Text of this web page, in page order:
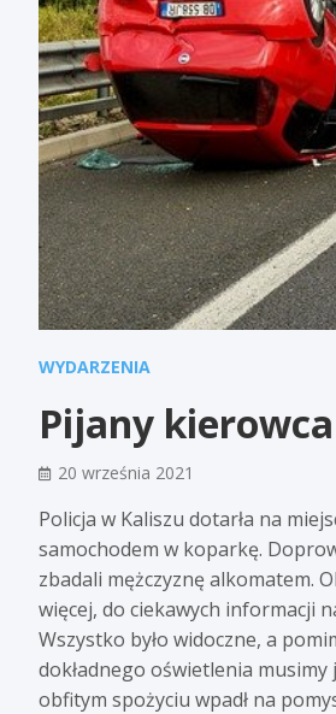
WYDARZENIA
Pijany
20 września 2021
Policja w Kaliszu dotarła na
samochodem w koparkę.
zbadali mężczyznę alkomatem.
więcej, do ciekawych informacji
Wszystko było widoczne, a
dokładnego oświetlenia
obfitym spożyciu wpadł na